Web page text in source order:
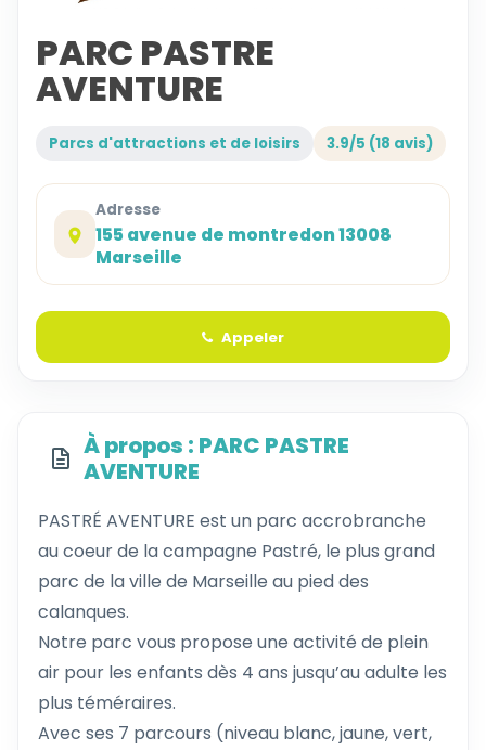
PARC PASTRE
AVENTURE
Parcs d'attractions et de loisirs 3.9/5 (18 avis)
Adresse
155 avenue de montredon 13008
Marseille
Appeler
À propos : PARC PASTRE
AVENTURE
PASTRÉ AVENTURE est un parc accrobranche
au coeur de la campagne Pastré, le plus grand
parc de la ville de Marseille au pied des
calanques.
Notre parc vous propose une activité de plein
air pour les enfants dès 4 ans jusqu’au adulte les
plus téméraires.
Avec ses 7 parcours (niveau blanc, jaune, vert,